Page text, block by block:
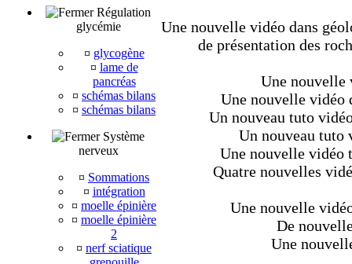
Régulation
glycémie
¤ glycogène
¤ lame de
pancréas
¤ schémas bilans
¤ schémas bilans
Système
nerveux
¤ Sommations
¤ intégration
¤ moelle épinière
¤ moelle épinière
2
¤ nerf sciatique
Une nouvelle vidéo dans
de présentation des
Une nouvelle
Une nouvelle vidéo
Un nouveau tuto
Un nouveau tuto
Une nouvelle vidéo
Quatre nouvelles
Une nouvelle
De
Une